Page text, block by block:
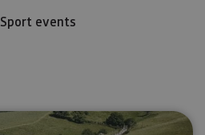
Sport events